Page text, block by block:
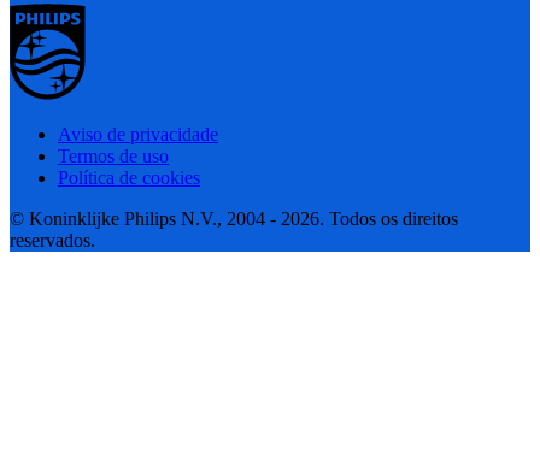
Aviso de privacidade
Termos de uso
Política de cookies
© Koninklijke Philips N.V., 2004 - 2026. Todos os direitos
reservados.